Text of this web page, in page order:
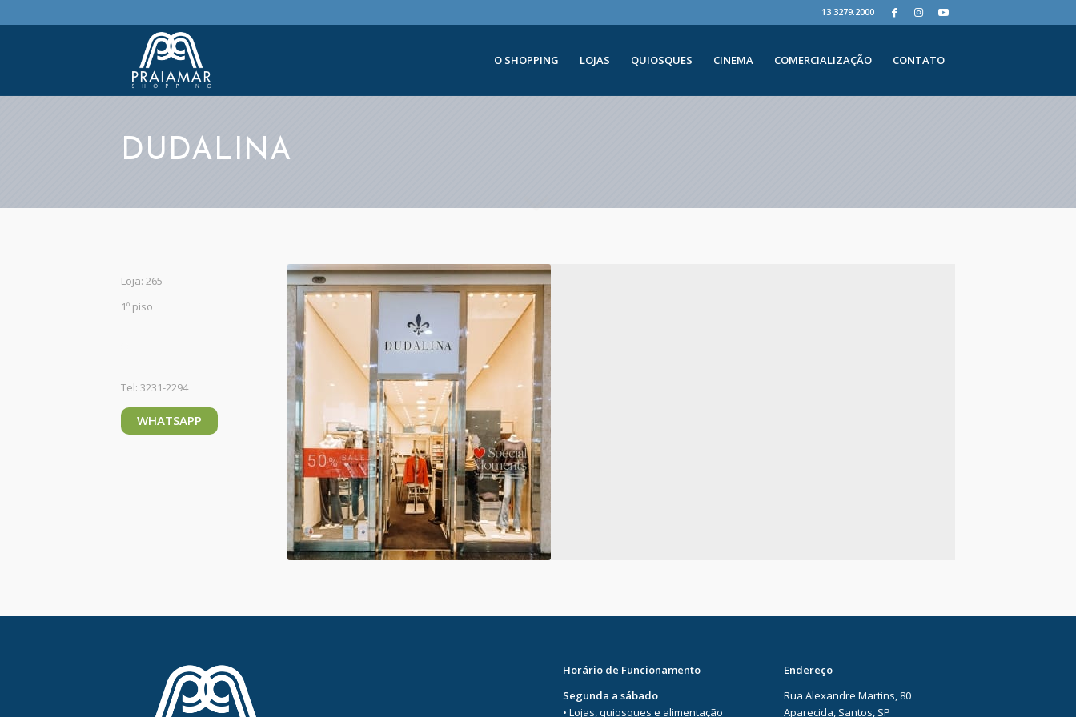
13 3279.2000
O SHOPPING LOJAS QUIOSQUES CINEMA COMERCIALIZAÇÃO CONTATO
DUDALINA
Loja: 265
1º piso
Tel: 3231-2294
WHATSAPP
Horário de Funcionamento
Segunda a sábado
• Lojas, quiosques e alimentação
Endereço
Rua Alexandre Martins, 80
Aparecida, Santos, SP